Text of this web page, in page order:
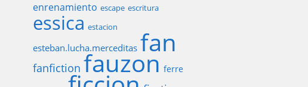
enrenamiento escape escritura
essica estacion
esteban.lucha.merceditas fan
fanfiction fauzon ferre